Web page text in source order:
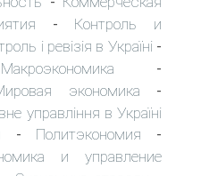
- Контроль и
і ревізія в Україні -
Макроэкономика -
экономика -
управління в Україні
- Политэкономия -
и управление